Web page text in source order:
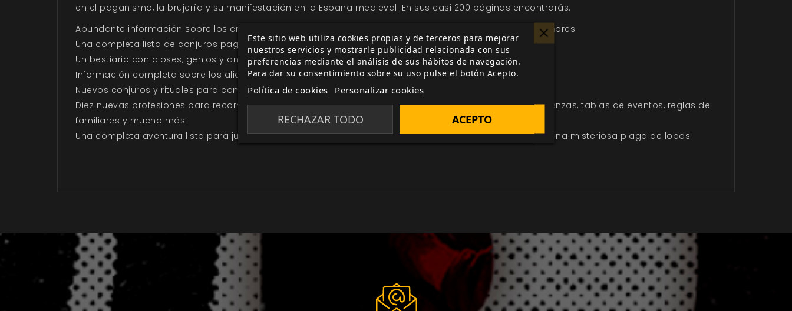
en el paganismo, la brujería y su manifestación en la España medieval. En sus casi 200 páginas encontrarás:
Abundante información sobre los credos paganos, los pueblos que los practicaban, sus dioses y costumbres.
Una completa lista de conjuros paganos, cuyos poderes rivalizan con los del Infierno.
Un bestiario con dioses, genios y animales míticos de la tradición pagana.
Información completa sobre los aliados del maligno, desde las brujas hasta los conjuradores.
Nuevos conjuros y rituales para combatir al maligno o servirlo.
Diez nuevas profesiones para recorrer los senderos del paganismo y la brujería, nuevos orgullos y vergüenzas, tablas de eventos, reglas de
familiares y mucho más.
Una completa aventura lista para jugar, donde los personajes descubrirán el secreto que se oculta tras una misteriosa plaga de lobos.
Este sitio web utiliza cookies propias y de terceros para mejorar
nuestros servicios y mostrarle publicidad relacionada con sus
preferencias mediante el análisis de sus hábitos de navegación.
Para dar su consentimiento sobre su uso pulse el botón Acepto.
Política de cookies Personalizar cookies
RECHAZAR TODO ACEPTO